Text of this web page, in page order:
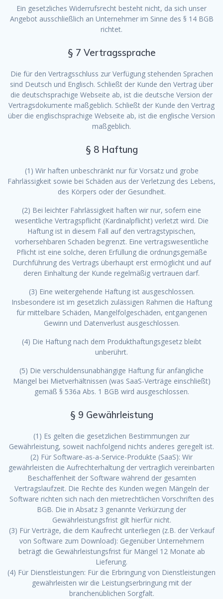
Ein gesetzliches Widerrufsrecht besteht nicht, da sich unser
Angebot ausschließlich an Unternehmer im Sinne des § 14 BGB
richtet.
§ 7 Vertragssprache
Die für den Vertragsschluss zur Verfügung stehenden Sprachen
sind Deutsch und Englisch. Schließt der Kunde den Vertrag über
die deutschsprachige Webseite ab, ist die deutsche Version der
Vertragsdokumente maßgeblich. Schließt der Kunde den Vertrag
über die englischsprachige Webseite ab, ist die englische Version
maßgeblich.
§ 8 Haftung
(1) Wir haften unbeschränkt nur für Vorsatz und grobe
Fahrlässigkeit sowie bei Schäden aus der Verletzung des Lebens,
des Körpers oder der Gesundheit.
(2) Bei leichter Fahrlässigkeit haften wir nur, sofern eine
wesentliche Vertragspflicht (Kardinalpflicht) verletzt wird. Die
Haftung ist in diesem Fall auf den vertragstypischen,
vorhersehbaren Schaden begrenzt. Eine vertragswesentliche
Pflicht ist eine solche, deren Erfüllung die ordnungsgemäße
Durchführung des Vertrags überhaupt erst ermöglicht und auf
deren Einhaltung der Kunde regelmäßig vertrauen darf.
(3) Eine weitergehende Haftung ist ausgeschlossen.
Insbesondere ist im gesetzlich zulässigen Rahmen die Haftung
für mittelbare Schäden, Mangelfolgeschäden, entgangenen
Gewinn und Datenverlust ausgeschlossen.
(4) Die Haftung nach dem Produkthaftungsgesetz bleibt
unberührt.
(5) Die verschuldensunabhängige Haftung für anfängliche
Mängel bei Mietverhältnissen (was SaaS-Verträge einschließt)
gemäß § 536a Abs. 1 BGB wird ausgeschlossen.
§ 9 Gewährleistung
(1) Es gelten die gesetzlichen Bestimmungen zur
Gewährleistung, soweit nachfolgend nichts anderes geregelt ist.
(2) Für Software-as-a-Service-Produkte (SaaS): Wir
gewährleisten die Aufrechterhaltung der vertraglich vereinbarten
Beschaffenheit der Software während der gesamten
Vertragslaufzeit. Die Rechte des Kunden wegen Mängeln der
Software richten sich nach den mietrechtlichen Vorschriften des
BGB. Die in Absatz 3 genannte Verkürzung der
Gewährleistungsfrist gilt hierfür nicht.
(3) Für Verträge, die dem Kaufrecht unterliegen (z.B. der Verkauf
von Software zum Download): Gegenüber Unternehmern
beträgt die Gewährleistungsfrist für Mängel 12 Monate ab
Lieferung.
(4) Für Dienstleistungen: Für die Erbringung von Dienstleistungen
gewährleisten wir die Leistungserbringung mit der
branchenüblichen Sorgfalt.